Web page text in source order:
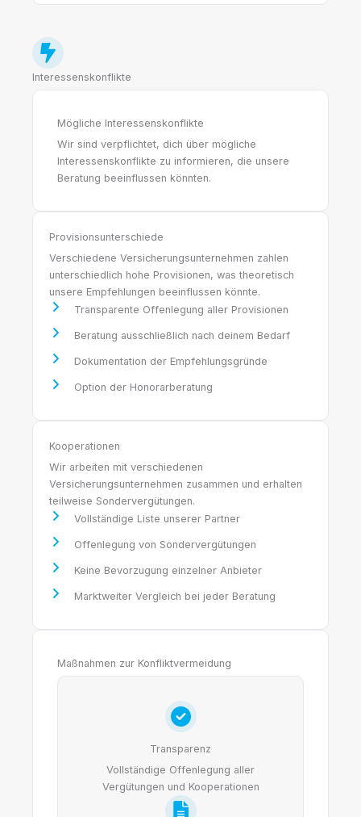
Interessenskonflikte
Mögliche Interessenskonflikte
Wir sind verpflichtet, dich über mögliche
Interessenskonflikte zu informieren, die unsere
Beratung beeinflussen könnten.
Provisionsunterschiede
Verschiedene Versicherungsunternehmen zahlen
unterschiedlich hohe Provisionen, was theoretisch
unsere Empfehlungen beeinflussen könnte.
Transparente Offenlegung aller Provisionen
Beratung ausschließlich nach deinem Bedarf
Dokumentation der Empfehlungsgründe
Option der Honorarberatung
Kooperationen
Wir arbeiten mit verschiedenen
Versicherungsunternehmen zusammen und erhalten
teilweise Sondervergütungen.
Vollständige Liste unserer Partner
Offenlegung von Sondervergütungen
Keine Bevorzugung einzelner Anbieter
Marktweiter Vergleich bei jeder Beratung
Maßnahmen zur Konfliktvermeidung
Transparenz
Vollständige Offenlegung aller
Vergütungen und Kooperationen